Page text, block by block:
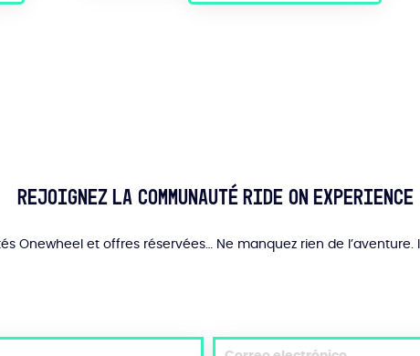
Rejoignez la communauté Ride On Experience
Onewheel et offres réservées… Ne manquez rien de